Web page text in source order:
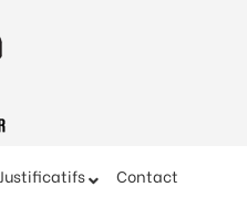
Justificatifs Contact